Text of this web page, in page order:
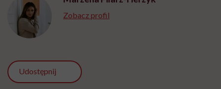
Zobacz profil
Udostępnij